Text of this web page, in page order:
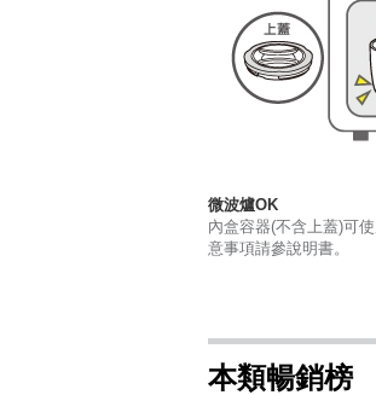
微波爐OK
內盒容器(不含上蓋)可
意事項請參說明書。
本類暢銷榜